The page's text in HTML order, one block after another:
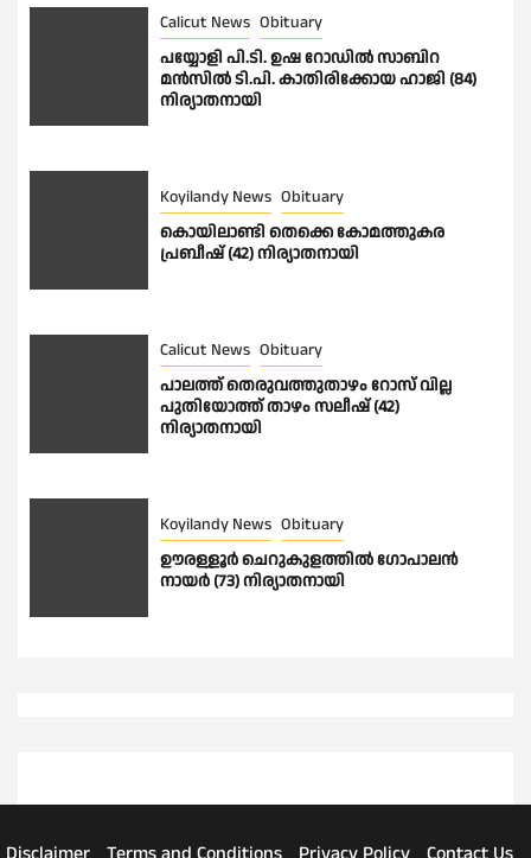
Calicut News Obituary
പയ്യോളി പി.ടി. ഉഷ റോഡിൽ സാബിറ
മൻസിൽ ടി.പി. കാതിരിക്കോയ ഹാജി (84)
നിര്യാതനായി
Koyilandy News Obituary
കൊയിലാണ്ടി തെക്കെ കോമത്തുകര
പ്രബീഷ് (42) നിര്യാതനായി
Calicut News Obituary
പാലത്ത് തെരുവത്തുതാഴം റോസ് വില്ല
പുതിയോത്ത് താഴം സലീഷ് (42)
നിര്യാതനായി
Koyilandy News Obituary
ഊരള്ളൂര്‍ ചെറുകുളത്തിൽ ഗോപാലൻ
നായർ (73) നിര്യാതനായി